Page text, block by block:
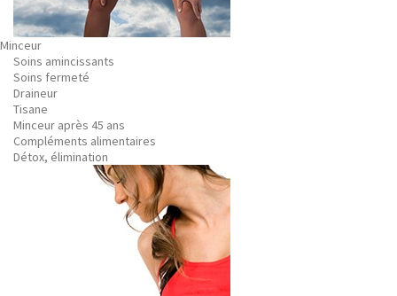
Minceur
Soins amincissants
Soins fermeté
Draineur
Tisane
Minceur après 45 ans
Compléments alimentaires
Détox, élimination